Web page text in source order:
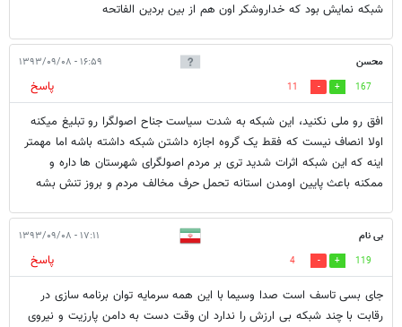
شبکه نمایش بود که خداروشکر اون هم از بین بردین الفاتحه
محسن ۱۶:۵۹ - ۱۳۹۳/۰۹/۰۸
167
11
پاسخ
افق رو ملی نکنید، این شبکه به شدت سیاست جناح اصولگرا رو تبلیغ میکنه
اولا انصاف نیست که فقط یک گروه اجازه داشتن شبکه داشته باشه اما مهمتر
اینه که این شبکه اثرات شدید تری بر مردم اصولگرای شهرستان ها داره و
ممکنه باعث پایین اومدن استانه تحمل حرف مخالف مردم و بروز تنش بشه
بی نام ۱۷:۱۱ - ۱۳۹۳/۰۹/۰۸
119
4
پاسخ
جای بسی تاسف است صدا وسیما با این همه سرمایه توان برنامه سازی در
رقابت با چند شبکه بی ارزش را ندارد ان وقت دست به دامن پارزیت و نیروی